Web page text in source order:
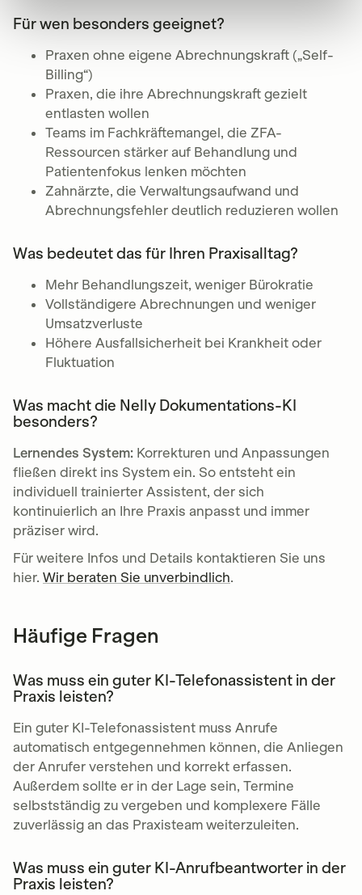
Für wen besonders geeignet?
Praxen ohne eigene Abrechnungskraft („Self-
Billing“)
Praxen, die ihre Abrechnungskraft gezielt
entlasten wollen
Teams im Fachkräftemangel, die ZFA-
Ressourcen stärker auf Behandlung und
Patientenfokus lenken möchten
Zahnärzte, die Verwaltungsaufwand und
Abrechnungsfehler deutlich reduzieren wollen
Was bedeutet das für Ihren Praxisalltag?
Mehr Behandlungszeit, weniger Bürokratie
Vollständigere Abrechnungen und weniger
Umsatzverluste
Höhere Ausfallsicherheit bei Krankheit oder
Fluktuation
Was macht die Nelly Dokumentations-KI
besonders?
Lernendes System: Korrekturen und Anpassungen
fließen direkt ins System ein. So entsteht ein
individuell trainierter Assistent, der sich
kontinuierlich an Ihre Praxis anpasst und immer
präziser wird.
Für weitere Infos und Details kontaktieren Sie uns
hier. Wir beraten Sie unverbindlich.
Häufige Fragen
Was muss ein guter KI-Telefonassistent in der
Praxis leisten?
Ein guter KI-Telefonassistent muss Anrufe
automatisch entgegennehmen können, die Anliegen
der Anrufer verstehen und korrekt erfassen.
Außerdem sollte er in der Lage sein, Termine
selbstständig zu vergeben und komplexere Fälle
zuverlässig an das Praxisteam weiterzuleiten.
Was muss ein guter KI-Anrufbeantworter in der
Praxis leisten?